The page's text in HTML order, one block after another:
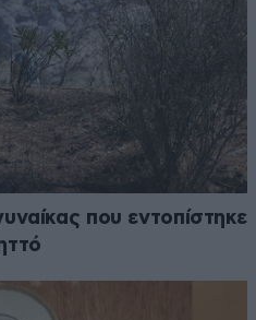
που εντοπίστηκε